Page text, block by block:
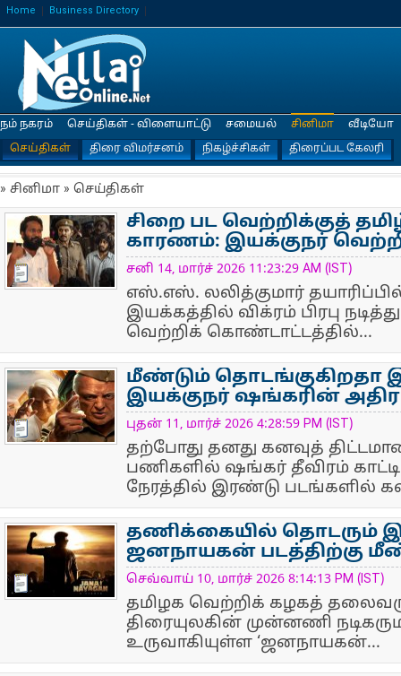
Home Business Directory
நம் நகரம் செய்திகள் - விளையாட்டு சமையல்
சினிமா
செய்திகள்
திரை விமர்சனம் நிகழ்ச்சிகள் திரைப்பட கேலரி
வீடியோ
» சினிமா » செய்திகள்
NewsIcon
சிறை பட வெற்றிக்குத்
காரணம்: இயக்குநர்
சனி 14, மார்ச் 2026 11:23:29 AM (IST)
எஸ்.எஸ். லலித்குமார்
இயக்கத்தில் விக்ரம் பிரபு
வெற்றிக் கொண்டாட்டத்தில்...
NewsIcon
மீண்டும் தொடங்குகிறதா
இயக்குநர் ஷங்கரின் அதிரடி
புதன் 11, மார்ச் 2026 4:28:59 PM (IST)
தற்போது தனது கனவுத்
பணிகளில் ஷங்கர் தீவிரம் காட்டி
நேரத்தில் இரண்டு படங்களில்
NewsIcon
தணிக்கையில் தொடரும்
ஜனநாயகன் படத்திற்கு
செவ்வாய் 10, மார்ச் 2026 8:14:13 PM (IST)
தமிழக வெற்றிக் கழகத்
திரையுலகின் முன்னணி
உருவாகியுள்ள ‘ஜனநாயகன்...